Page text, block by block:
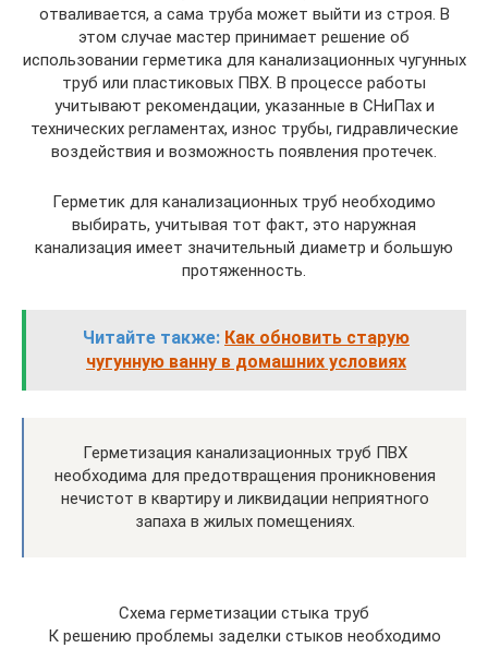
отваливается, а сама труба может выйти из строя. В
этом случае мастер принимает решение об
использовании герметика для канализационных чугунных
труб или пластиковых ПВХ. В процессе работы
учитывают рекомендации, указанные в СНиПах и
технических регламентах, износ трубы, гидравлические
воздействия и возможность появления протечек.
Герметик для канализационных труб необходимо
выбирать, учитывая тот факт, это наружная
канализация имеет значительный диаметр и большую
протяженность.
Читайте также: Как обновить старую
чугунную ванну в домашних условиях
Герметизация канализационных труб ПВХ
необходима для предотвращения проникновения
нечистот в квартиру и ликвидации неприятного
запаха в жилых помещениях.
Схема герметизации стыка труб
К решению проблемы заделки стыков необходимо